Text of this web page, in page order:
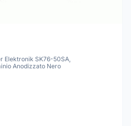
Elektronik SK76-50SA,
Anodizzato Nero